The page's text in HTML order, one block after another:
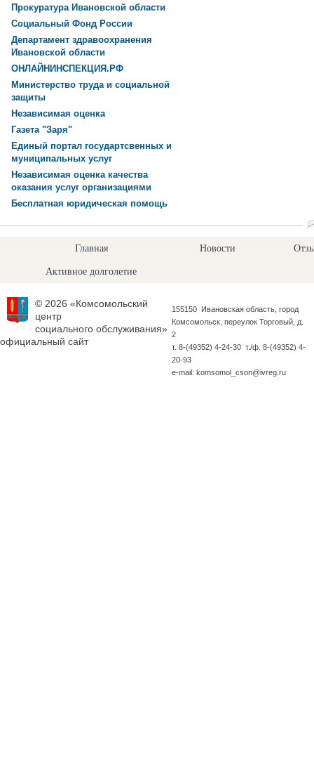
Прокуратура Ивановской области
Социальный Фонд России
Департамент здравоохранения
Ивановской области
ОНЛАЙНИНСПЕКЦИЯ.РФ
Министерство труда и социальной
защиты
Независимая оценка
Газета "Заря"
Единый портал государтсвенных и
муниципальных услуг
Независимая оценка качества
оказания услуг организациями
Бесплатная юридическая помощь
Главная Новости
Активное долголетие
© 2026 «Комсомольский
центр
социального обслуживания»
официальный сайт
155150 Ивановская область, город
Комсомольск, переулок Торговый, д.
2
т. 8-(49352) 4-24-30 т./ф. 8-(49352) 4-
20-93
e-mail: komsomol_cson@ivreg.ru